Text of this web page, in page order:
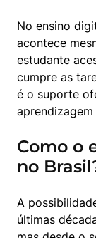
No ensino
acontece
estudante
cumpre as
é o suporte
Como o
no
A
últimas